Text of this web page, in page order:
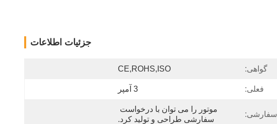
جزئیات اطلاعات
گواهی: CE,ROHS,ISO
فعلی: 3 آمپر
سفارشی:
سفارشی طراحی و تولید کرد.